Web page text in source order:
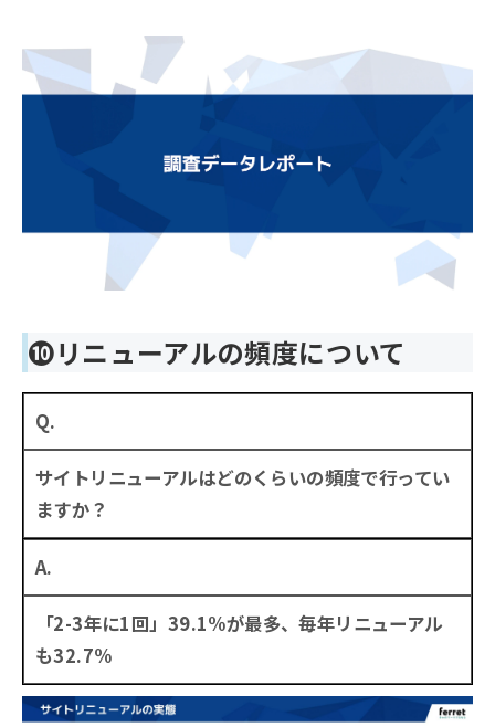
❿リニューアルの頻度について
Q.
サイトリニューアルはどのくらいの頻度で行ってい
ますか？
A.
「2-3年に1回」39.1%が最多、毎年リニューアル
も32.7%